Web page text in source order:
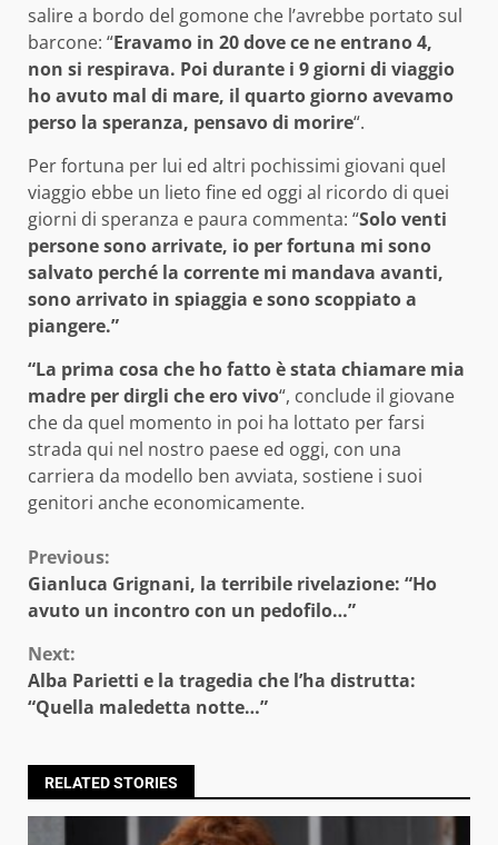
salire a bordo del gomone che l’avrebbe portato sul
barcone: “Eravamo in 20 dove ce ne entrano 4,
non si respirava. Poi durante i 9 giorni di viaggio
ho avuto mal di mare, il quarto giorno avevamo
perso la speranza, pensavo di morire“.
Per fortuna per lui ed altri pochissimi giovani quel
viaggio ebbe un lieto fine ed oggi al ricordo di quei
giorni di speranza e paura commenta: “Solo venti
persone sono arrivate, io per fortuna mi sono
salvato perché la corrente mi mandava avanti,
sono arrivato in spiaggia e sono scoppiato a
piangere.”
“La prima cosa che ho fatto è stata chiamare mia
madre per dirgli che ero vivo“, conclude il giovane
che da quel momento in poi ha lottato per farsi
strada qui nel nostro paese ed oggi, con una
carriera da modello ben avviata, sostiene i suoi
genitori anche economicamente.
Continue
Reading
Previous:
Gianluca Grignani, la terribile rivelazione: “Ho
avuto un incontro con un pedofilo…”
Next:
Alba Parietti e la tragedia che l’ha distrutta:
“Quella maledetta notte…”
RELATED STORIES